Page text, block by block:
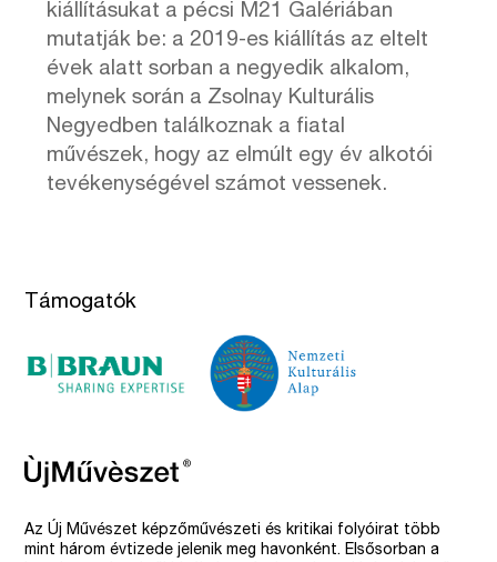
kiállításukat a pécsi M21 Galériában
mutatják be: a 2019-es kiállítás az eltelt
évek alatt sorban a negyedik alkalom,
melynek során a Zsolnay Kulturális
Negyedben találkoznak a fiatal
művészek, hogy az elmúlt egy év alkotói
tevékenységével számot vessenek.
Támogatók
Az Új Művészet képzőművészeti és kritikai folyóirat több
mint három évtizede jelenik meg havonként. Elsősorban a